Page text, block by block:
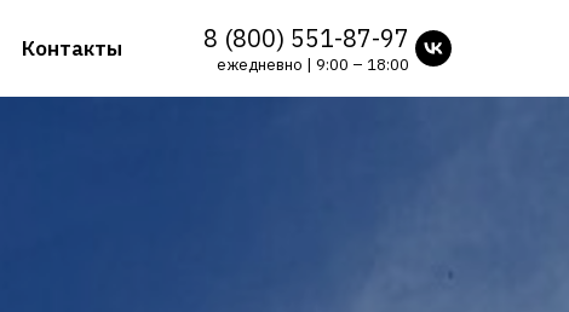
Контакты 8 (800) 551-87-97
ежедневно | 9:00 – 18:00